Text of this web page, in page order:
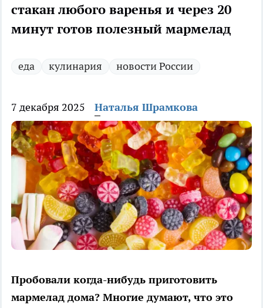
стакан любого варенья и через 20
минут готов полезный мармелад
еда кулинария новости России
7 декабря 2025 Наталья Шрамкова
Пробовали когда-нибудь приготовить
мармелад дома? Многие думают, что это